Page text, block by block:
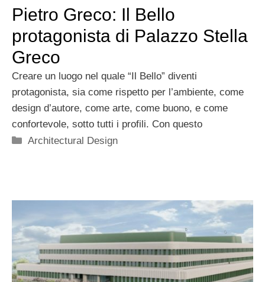
Pietro Greco: Il Bello
protagonista di Palazzo Stella
Greco
Creare un luogo nel quale “Il Bello” diventi
protagonista, sia come rispetto per l’ambiente, come
design d’autore, come arte, come buono, e come
confortevole, sotto tutti i profili. Con questo
Categorie
Architectural Design